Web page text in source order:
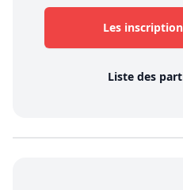
Les
Liste des